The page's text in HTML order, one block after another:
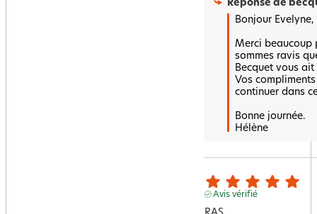
Réponse de
Bonjour Evelyne,
Merci beaucoup
sommes ravis
Becquet vous
Vos
continuer dans
Bonne journée.
Hélène
Avis vérifié